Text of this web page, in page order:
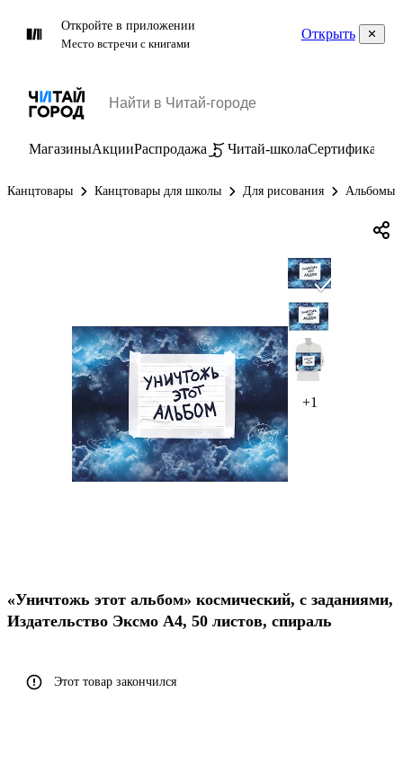
Откройте в приложении
Место встречи с книгами
Открыть
МагазиныАкцииРаспродажа Читай-школаСертификаты
Канцтовары Канцтовары для школы Для рисования Альбомы
+1
«Уничтожь этот альбом» космический, с заданиями,
Издательство Эксмо А4, 50 листов, спираль
Этот товар закончился